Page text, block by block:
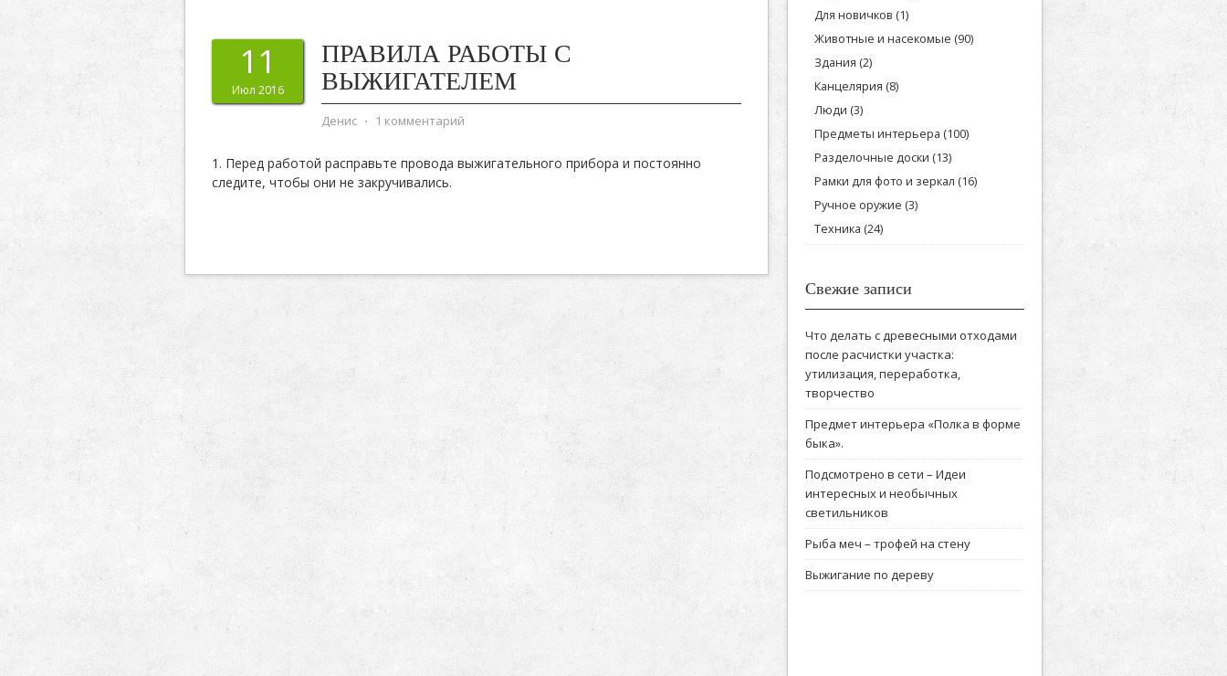
11
Июл 2016
ПРАВИЛА РАБОТЫ С
ВЫЖИГАТЕЛЕМ
Денис ⋅ 1 комментарий
1. Перед работой расправьте провода выжигательного прибора и постоянно
следите, чтобы они не закручивались.
Для новичков (1)
Животные и насекомые (90)
Здания (2)
Канцелярия (8)
Люди (3)
Предметы интерьера (100)
Разделочные доски (13)
Рамки для фото и зеркал (16)
Ручное оружие (3)
Техника (24)
Свежие записи
Что делать с древесными отходами
после расчистки участка:
утилизация, переработка,
творчество
Предмет интерьера «Полка в форме
быка».
Подсмотрено в сети – Идеи
интересных и необычных
светильников
Рыба меч – трофей на стену
Выжигание по дереву